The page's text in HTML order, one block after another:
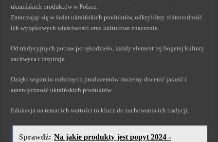
ukraińskich produktów w Polsce.
Zanurzając się w świat ukraińskich produktów, odkryliśmy różnorodność
ich wyjątkowych właściwości oraz kulturowe znaczenie.
Od tradycyjnych potraw po rękodzieło, każdy element tej bogatej kultury
zachwyca i inspiruje.
Dzięki wsparciu rodzimych producentów możemy docenić jakość i
autentyczność ukraińskich produktów.
Edukacja na temat ich wartości to klucz do zachowania ich tradycji.
Sprawdź: Na jakie produkty jest popyt 2024 -